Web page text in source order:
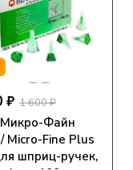
₽ 1 600 ₽
Файн
Micro-Fine Plus
шприц-ручек,